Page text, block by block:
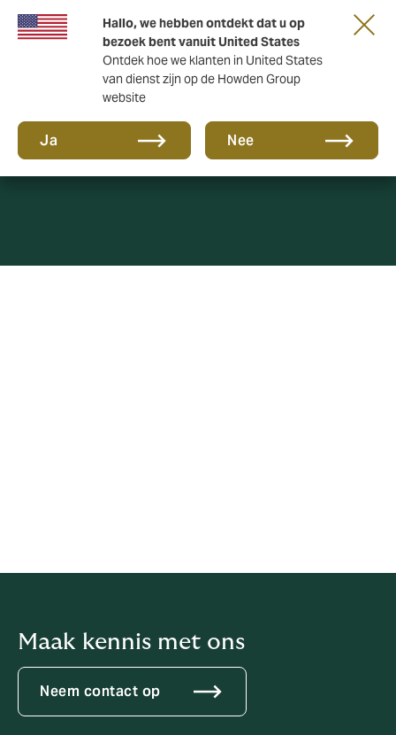
Hallo, we hebben ontdekt dat u op
bezoek bent vanuit United States
Ontdek hoe we klanten in United States
van dienst zijn op de Howden Group
website
Ja Nee
Polisvoorwaarden
Maak kennis met ons
Neem contact op